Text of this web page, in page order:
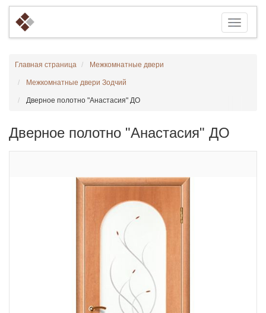
Главная страница Межкомнатные двери
Межкомнатные двери Зодчий
Дверное полотно "Анастасия" ДО
Дверное полотно "Анастасия" ДО